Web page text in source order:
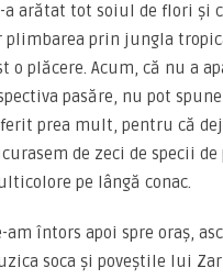
a arătat tot soiul de flori și
plimbarea prin jungla
o plăcere. Acum, că nu a
pasăre, nu pot
prea mult, pentru că
de zeci de specii de
pe lângă conac.
am întors apoi spre oraș,
soca și poveștile lui